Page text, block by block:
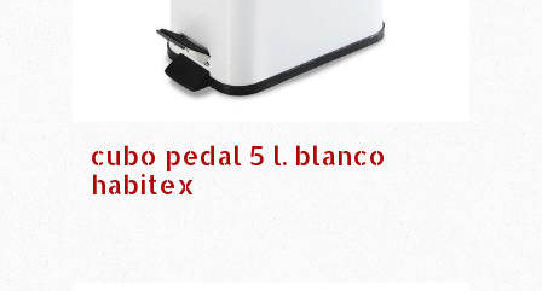
cubo pedal 5 l. blanco
habitex